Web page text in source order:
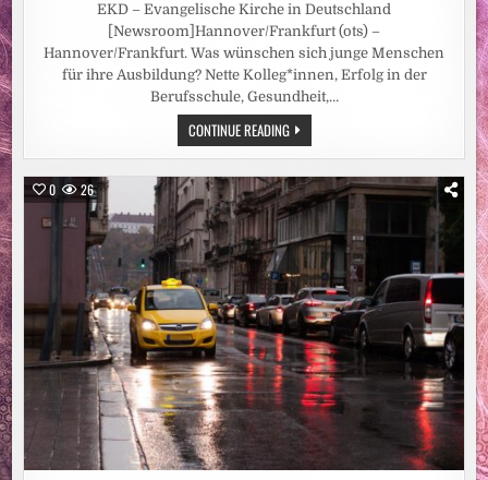
EKD – Evangelische Kirche in Deutschland
[Newsroom]Hannover/Frankfurt (ots) –
Hannover/Frankfurt. Was wünschen sich junge Menschen
für ihre Ausbildung? Nette Kolleg*innen, Erfolg in der
Berufsschule, Gesundheit,…
CONTINUE READINGSCHAUMHERZEN
UND
SEGEN
ZUM
AUSBILDUNGSSTART
/
DIE
EVANGELISCHE
KIRCHE
LÄDT
AUSZUBILDENDE,
BERUFSSCHULEN
UND
BETRIEBE
ZUR
BUNDESWEITEN
SEGENSAKTION
„HERZEN
HOCH
FÜR
DICH!“
EIN
0 26